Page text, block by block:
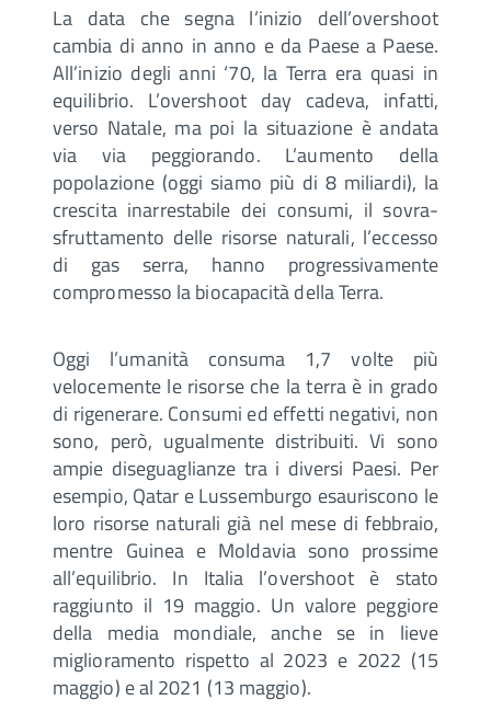
La data che segna l’inizio dell’overshoot
cambia di anno in anno e da Paese a Paese.
All’inizio degli anni ‘70, la Terra era quasi in
equilibrio. L’overshoot day cadeva, infatti,
verso Natale, ma poi la situazione è andata
via via peggiorando. L’aumento della
popolazione (oggi siamo più di 8 miliardi), la
crescita inarrestabile dei consumi, il sovra-
sfruttamento delle risorse naturali, l’eccesso
di gas serra, hanno progressivamente
compromesso la biocapacità della Terra.
Oggi l’umanità consuma 1,7 volte più
velocemente le risorse che la terra è in grado
di rigenerare. Consumi ed effetti negativi, non
sono, però, ugualmente distribuiti. Vi sono
ampie diseguaglianze tra i diversi Paesi. Per
esempio, Qatar e Lussemburgo esauriscono le
loro risorse naturali già nel mese di febbraio,
mentre Guinea e Moldavia sono prossime
all’equilibrio. In Italia l’overshoot è stato
raggiunto il 19 maggio. Un valore peggiore
della media mondiale, anche se in lieve
miglioramento rispetto al 2023 e 2022 (15
maggio) e al 2021 (13 maggio).